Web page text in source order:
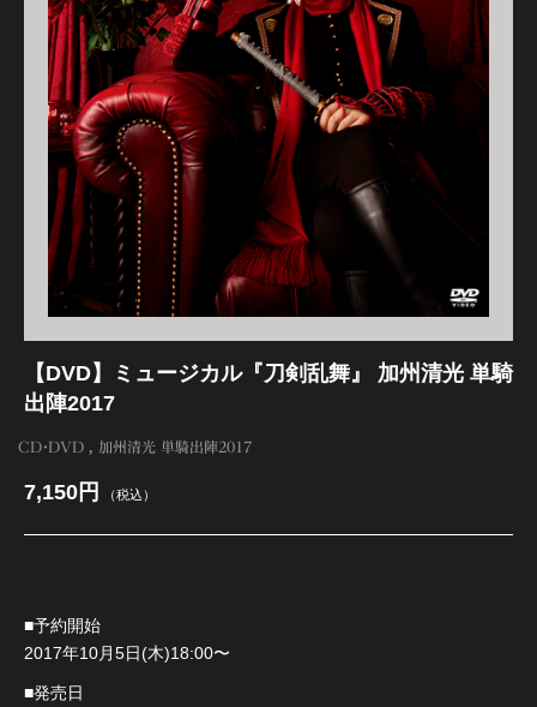
江 おん すていじ かうんとだうんぱーてぃー
【DVD】ミュージカル『刀剣乱舞』 加州清光 単騎
出陣2017
CD・DVD 加州清光 単騎出陣2017
7,150円 （税込）
■予約開始
2017年10月5日(木)18:00〜
■発売日